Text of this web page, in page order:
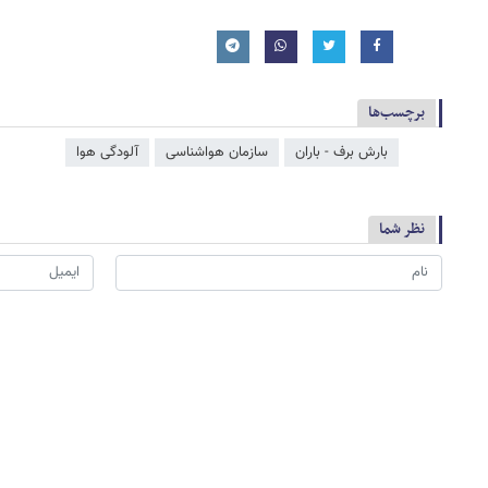
برچسب‌ها
بارش برف - باران سازمان هواشناسی آلودگی هوا
نظر شما